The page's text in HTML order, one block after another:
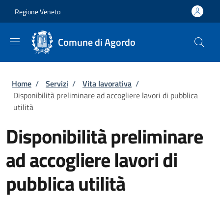
Regione Veneto
Comune di Agordo
Briciole di pane
Home / Servizi / Vita lavorativa /
Disponibilità preliminare ad accogliere lavori di pubblica
utilità
Disponibilità preliminare
ad accogliere lavori di
pubblica utilità